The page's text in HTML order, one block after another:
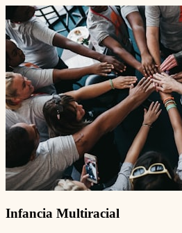
Infancia Multiracial